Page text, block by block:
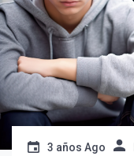
3 años Ago